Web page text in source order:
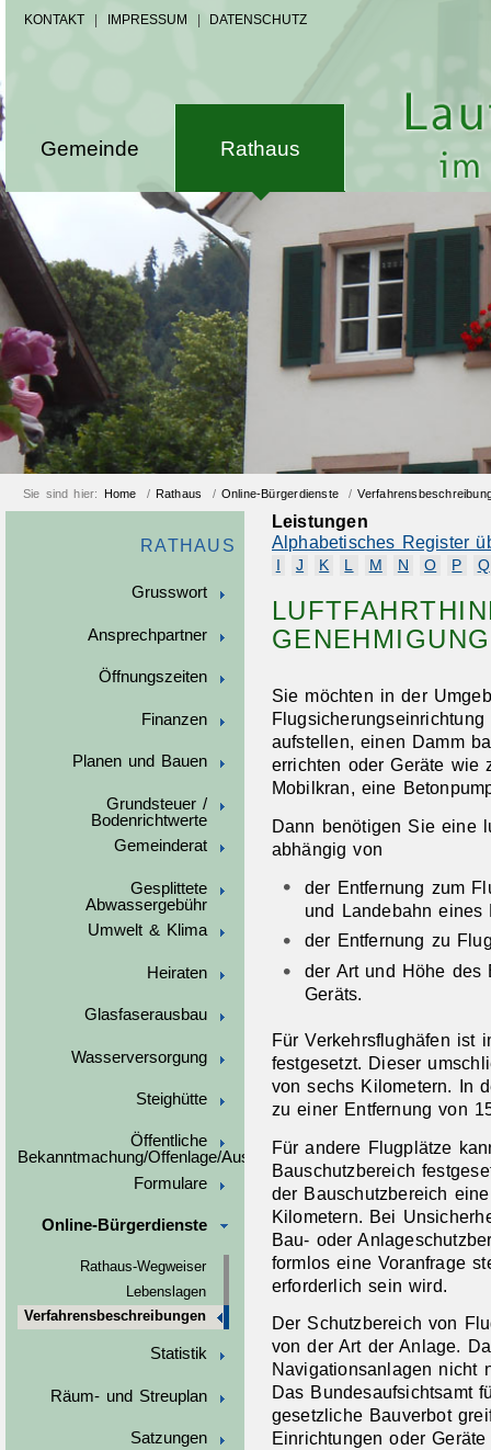
KONTAKT IMPRESSUM DATENSCHUTZ
Gemeinde Rathaus
Sie sind hier: Home / Rathaus / Online-Bürgerdienste /
RATHAUS
Grusswort
Ansprechpartner
Öffnungszeiten
Finanzen
Planen und Bauen
Grundsteuer /
Bodenrichtwerte
Gemeinderat
Gesplittete
Abwassergebühr
Umwelt & Klima
Heiraten
Glasfaserausbau
Wasserversorgung
Steighütte
Öffentliche
Bekanntmachung/Offenlage/Ausschreibungen
Formulare
Online-Bürgerdienste
Rathaus-Wegweiser
Lebenslagen
Verfahrensbeschreibungen
Statistik
Räum- und Streuplan
Satzungen
Leistungen
Alphabetisches Register
J K L M N O P Q
Sie möchten in der
aufstellen, einen Damm
errichten oderGeräte wie
Mobilkran, eine
Dann benötigen Sie eine
abhängig von
der Entfernung zum
und Landebahn eines
der Entfernung zu
der Art und Höhe des
Geräts.
Für Verkehrsflughäfen ist
festgesetzt. Dieser
von sechs Kilometern. In
zu einer Entfernung von
Für andere Flugplätze
Bauschutzbereich
der Bauschutzbereich
Kilometern. Bei
Bau- oder
formlos eine Voranfrage
erforderlich sein wird.
Der Schutzbereich von
von der Art derAnlage.
Navigationsanlagen nicht
Das Bundesaufsichtsamt
gesetzliche Bauverbot
Einrichtungen oder